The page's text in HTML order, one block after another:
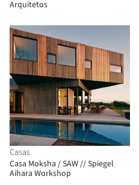
Arquitetos
Casas
Casa Moksha / SAW // Spiegel
Aihara Workshop